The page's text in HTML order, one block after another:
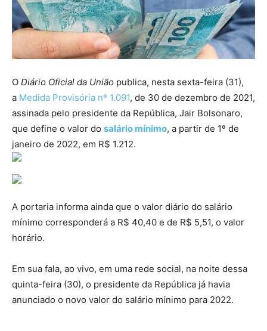
O Diário Oficial da União publica, nesta sexta-feira (31),
a Medida Provisória nº 1.091, de 30 de dezembro de 2021,
assinada pelo presidente da República, Jair Bolsonaro,
que define o valor do salário mínimo, a partir de 1º de
janeiro de 2022, em R$ 1.212.
A portaria informa ainda que o valor diário do salário
mínimo corresponderá a R$ 40,40 e de R$ 5,51, o valor
horário.
Em sua fala, ao vivo, em uma rede social, na noite dessa
quinta-feira (30), o presidente da República já havia
anunciado o novo valor do salário mínimo para 2022.